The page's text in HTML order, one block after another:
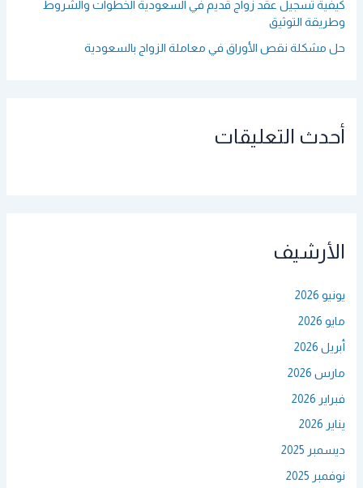
كيفية تسجيل عقد زواج قديم في السعودية الخطوات والشروط
وطريقة التوثيق
حل مشكلة نقص الأوراق في معاملة الزواج بالسعودية
أحدث التعليقات
الأرشيف
يونيو 2026
مايو 2026
أبريل 2026
مارس 2026
فبراير 2026
يناير 2026
ديسمبر 2025
نوفمبر 2025